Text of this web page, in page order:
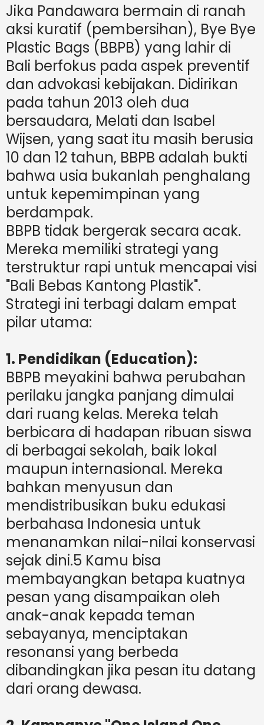
Jika Pandawara bermain di ranah
aksi kuratif (pembersihan), Bye Bye
Plastic Bags (BBPB) yang lahir di
Bali berfokus pada aspek preventif
dan advokasi kebijakan. Didirikan
pada tahun 2013 oleh dua
bersaudara, Melati dan Isabel
Wijsen, yang saat itu masih berusia
10 dan 12 tahun, BBPB adalah bukti
bahwa usia bukanlah penghalang
untuk kepemimpinan yang
berdampak.
BBPB tidak bergerak secara acak.
Mereka memiliki strategi yang
terstruktur rapi untuk mencapai visi
"Bali Bebas Kantong Plastik".
Strategi ini terbagi dalam empat
pilar utama:
1. Pendidikan (Education):
BBPB meyakini bahwa perubahan
perilaku jangka panjang dimulai
dari ruang kelas. Mereka telah
berbicara di hadapan ribuan siswa
di berbagai sekolah, baik lokal
maupun internasional. Mereka
bahkan menyusun dan
mendistribusikan buku edukasi
berbahasa Indonesia untuk
menanamkan nilai-nilai konservasi
sejak dini.5 Kamu bisa
membayangkan betapa kuatnya
pesan yang disampaikan oleh
anak-anak kepada teman
sebayanya, menciptakan
resonansi yang berbeda
dibandingkan jika pesan itu datang
dari orang dewasa.